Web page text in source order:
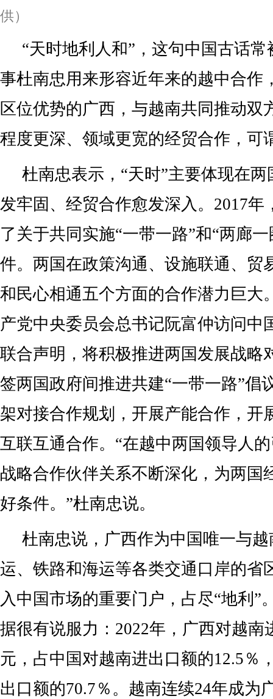
供）
“天时地利人和”，这句中国古话
事杜南忠用来形容近年来的越中合作
区位优势的广西，与越南共同推动双
程度更深、领域更宽的经贸合作，可
杜南忠表示，“天时”主要体现在
发牢固、经贸合作愈发深入。2017年
了关于共同实施“一带一路”和“两廊
件。两国在政策沟通、设施联通、贸
和民心相通五个方面的合作潜力巨大
产党中央委员会总书记阮富仲访问中
联合声明，将积极推进两国发展战略
签两国政府间推进共建“一带一路”倡
架对接合作规划，开展产能合作，开
互联互通合作。“在越中两国领导人
战略合作伙伴关系不断深化，为两国
好条件。”杜南忠说。
杜南忠说，广西作为中国唯一与
运、铁路和海运等各类交通口岸的省
入中国市场的重要门户，占尽“地利”
据很有说服力：2022年，广西对越南
元，占中国对越南进出口额的12.5％
出口额的70.7％。越南连续24年成为